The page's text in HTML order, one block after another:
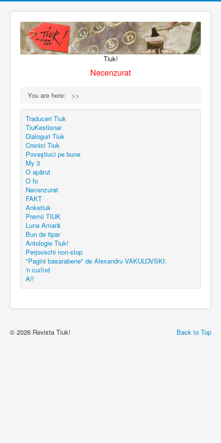
Tiuk!
Necenzurat
You are here: >>
Traduceri Tiuk
TiuKestionar
Dialoguri Tiuk
Cronici Tiuk
Poveştiuci pe bune
My 3
O apărut
O fo
Necenzurat
FAKT
Anketiuk
Premii TIUK
Luna Amară
Bun de tipar
Antologie Tiuk!
Perjovschi non-stop
"Pagini basarabene" de Alexandru VAKULOVSKI:
'n curînd
A!!
Back to Top
© 2026 Revista Tiuk!